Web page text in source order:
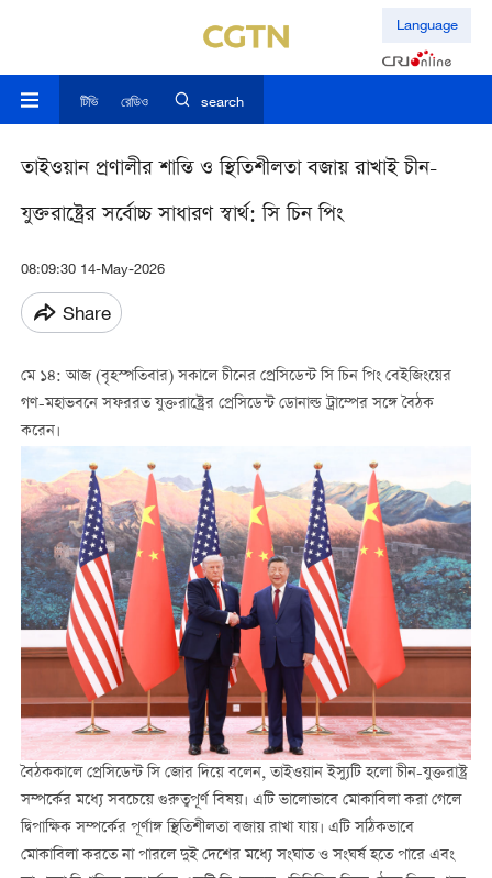
Language
টিভি রেডিও search
তাইওয়ান প্রণালীর শান্তি ও স্থিতিশীলতা বজায় রাখাই চীন-
যুক্তরাষ্ট্রের সর্বোচ্চ সাধারণ স্বার্থ: সি চিন পিং
08:09:30 14-May-2026
Share
মে ১৪: আজ (বৃহস্পতিবার) সকালে চীনের প্রেসিডেন্ট সি চিন পিং বেইজিংয়ের
গণ-মহাভবনে সফররত যুক্তরাষ্ট্রের প্রেসিডেন্ট ডোনাল্ড ট্রাম্পের সঙ্গে বৈঠক
করেন।
বৈঠককালে প্রেসিডেন্ট সি জোর দিয়ে বলেন, তাইওয়ান ইস্যুটি হলো চীন-যুক্তরাষ্ট্র
সম্পর্কের মধ্যে সবচেয়ে গুরুত্বপূর্ণ বিষয়। এটি ভালোভাবে মোকাবিলা করা গেলে
দ্বিপাক্ষিক সম্পর্কের পূর্ণাঙ্গ স্থিতিশীলতা বজায় রাখা যায়। এটি সঠিকভাবে
মোকাবিলা করতে না পারলে দুই দেশের মধ্যে সংঘাত ও সংঘর্ষ হতে পারে এবং